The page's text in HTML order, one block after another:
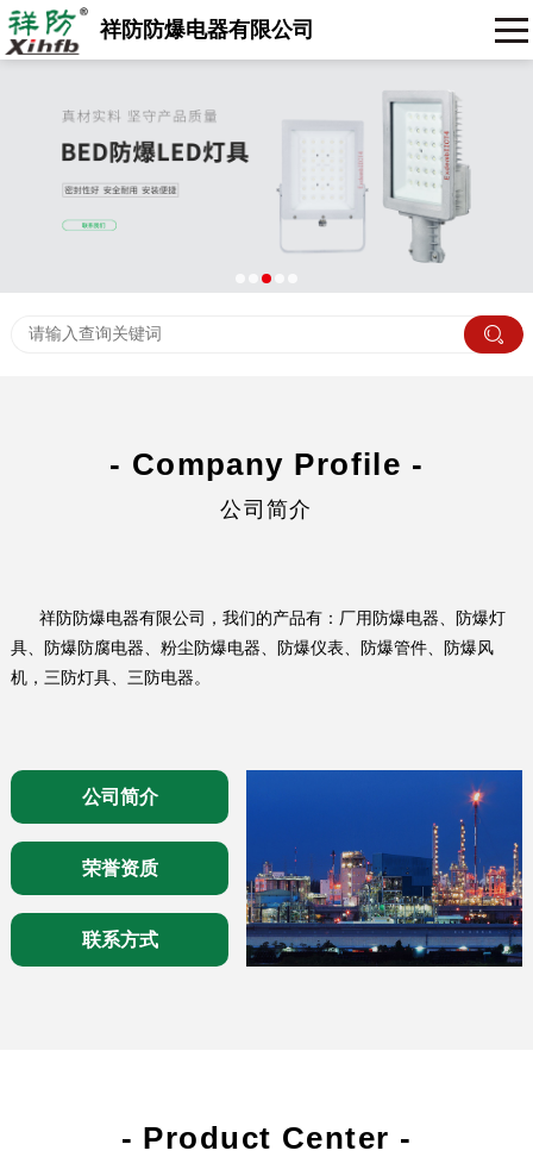
祥防防爆电器有限公司
- Company Profile -
公司简介
祥防防爆电器有限公司，我们的产品有：厂用防爆电器、防爆灯
具、防爆防腐电器、粉尘防爆电器、防爆仪表、防爆管件、防爆风
机，三防灯具、三防电器。
公司简介
荣誉资质
联系方式
- Product Center -